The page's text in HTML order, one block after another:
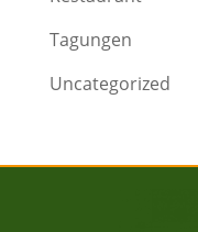
Tagungen
Uncategorized